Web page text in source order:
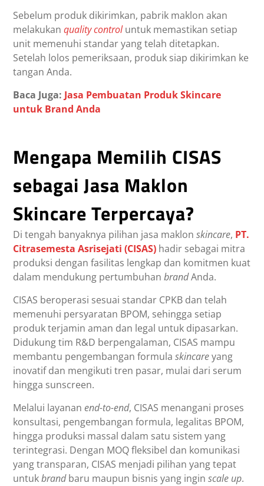
Sebelum produk dikirimkan, pabrik maklon akan
melakukan quality controluntuk memastikan setiap
unit memenuhi standar yang telah ditetapkan.
Setelah lolos pemeriksaan, produk siap dikirimkan ke
tangan Anda.
Baca Juga:Jasa Pembuatan Produk Skincare
untuk Brand Anda
Mengapa Memilih CISAS
sebagai Jasa Maklon
Skincare Terpercaya?
Di tengah banyaknya pilihan jasa maklon skincare, PT.
Citrasemesta Asrisejati (CISAS) hadir sebagai mitra
produksi dengan fasilitas lengkap dan komitmen kuat
dalam mendukung pertumbuhan brandAnda.
CISAS beroperasi sesuai standar CPKB dan telah
memenuhi persyaratan BPOM, sehingga setiap
produk terjamin aman dan legal untuk dipasarkan.
Didukung tim R&D berpengalaman, CISAS mampu
membantu pengembangan formulaskincareyang
inovatif dan mengikuti tren pasar, mulai dari serum
hingga sunscreen.
Melalui layanan end-to-end, CISAS menangani proses
konsultasi, pengembangan formula, legalitas BPOM,
hingga produksi massal dalam satu sistem yang
terintegrasi. Dengan MOQ fleksibel dan komunikasi
yang transparan, CISAS menjadi pilihan yang tepat
untukbrandbaru maupun bisnis yang inginscale up.